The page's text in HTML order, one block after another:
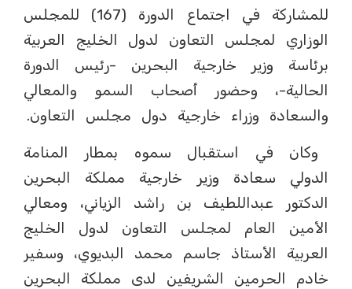
للمشاركة في اجتماع الدورة (167) للمجلس
الوزاري لمجلس التعاون لدول الخليج العربية
برئاسة وزير خارجية البحرين -رئيس الدورة
الحالية-، وحضور أصحاب السمو والمعالي
والسعادة وزراء خارجية دول مجلس التعاون.
وكان في استقبال سموه بمطار المنامة
الدولي سعادة وزير خارجية مملكة البحرين
الدكتور عبداللطيف بن راشد الزياني، ومعالي
الأمين العام لمجلس التعاون لدول الخليج
العربية الأستاذ جاسم محمد البديوي، وسفير
خادم الحرمين الشريفين لدى مملكة البحرين